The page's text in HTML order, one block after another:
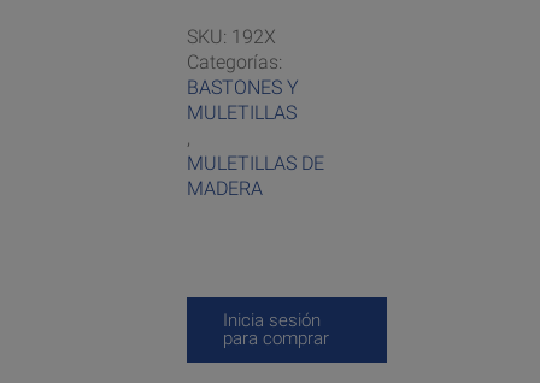
SKU: 192X
Categorías:
BASTONES Y
MULETILLAS
,
MULETILLAS DE
MADERA
Inicia sesión
para comprar